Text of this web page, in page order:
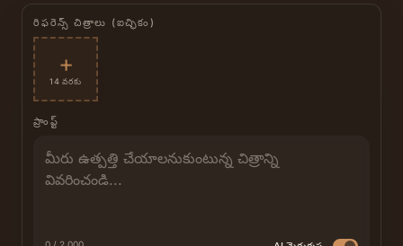
రిఫరెన్స్ చిత్రాలు (ఐచ్ఛికం)
+
14 వరకు
ప్రాంప్ట్